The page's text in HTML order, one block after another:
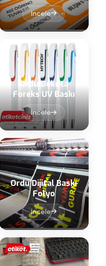
İncele
Ordu Dekota
Foreks UV Baskı
İncele
Ordu Dijital Baskı
Folyo
İncele